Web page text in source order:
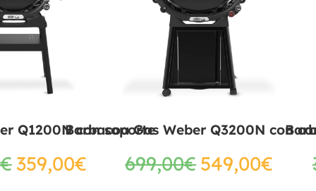
Q1200N con soporte
€359,00€
Barbacoa Gas Weber Q3200N con
699,00€549,00€